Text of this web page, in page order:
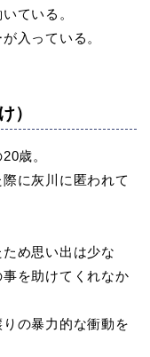
ている。
入っている。
）
歳。
に灰川に匿われて
め思い出は少な
を助けてくれなか
の暴力的な衝動を